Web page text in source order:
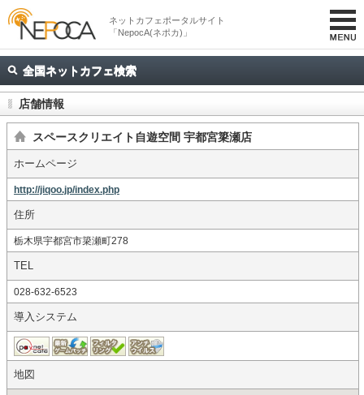
ネットカフェポータルサイト
「NepocA(ネポカ)」
全国ネットカフェ検索
店舗情報
スペースクリエイト自遊空間 宇都宮簗瀬店
ホームページ
http://jiqoo.jp/index.php
住所
栃木県宇都宮市簗瀬町278
TEL
028-632-6523
導入システム
地図